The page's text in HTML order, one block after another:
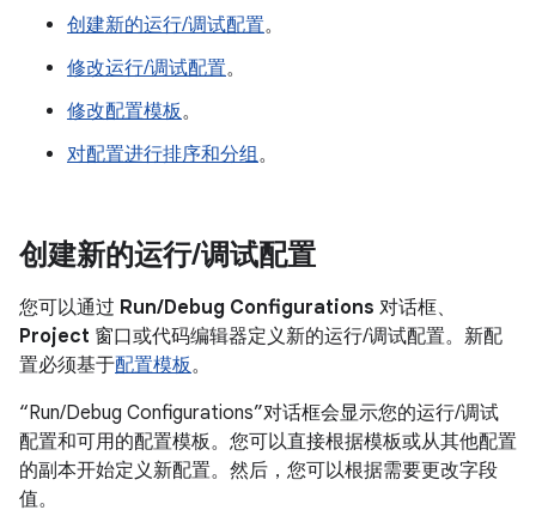
创建新的运行/调试配置。
修改运行/调试配置。
修改配置模板。
对配置进行排序和分组。
创建新的运行/调试配置
您可以通过 Run/Debug Configurations 对话框、
Project 窗口或代码编辑器定义新的运行/调试配置。新配
置必须基于配置模板。
“Run/Debug Configurations”对话框会显示您的运行/调试
配置和可用的配置模板。您可以直接根据模板或从其他配置
的副本开始定义新配置。然后，您可以根据需要更改字段
值。